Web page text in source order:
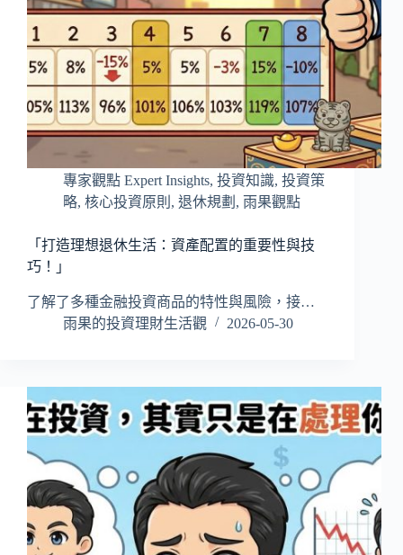
專家觀點 Expert Insights, 投資知識, 投資策
略, 核心投資原則 , 退休規劃 , 雨果觀點
「打造理想退休生活：資產配置的重要性與技
巧！」
了解了多種金融投資商品的特性與風險，接…
雨果的投資理財生活觀
2026-05-30